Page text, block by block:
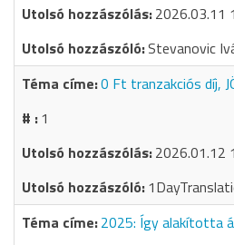
2026.03.11
Stevanovic
0 Ft tranzakciós díj,
1
2026.01.12
2025: Így alakította